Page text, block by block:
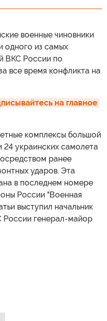
военные чиновники
одного из самых
ВКС России по
все время конфликта на
на главное
комплексы большой
украинских самолета
ранее
ударов. Эта
в последнем номере
России "Военная
выступил начальник
России генерал-майор